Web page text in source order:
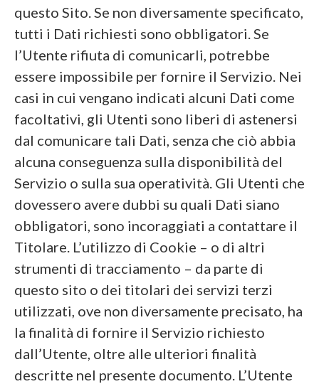
questo Sito. Se non diversamente specificato,
tutti i Dati richiesti sono obbligatori. Se
l’Utente rifiuta di comunicarli, potrebbe
essere impossibile per fornire il Servizio. Nei
casi in cui vengano indicati alcuni Dati come
facoltativi, gli Utenti sono liberi di astenersi
dal comunicare tali Dati, senza che ciò abbia
alcuna conseguenza sulla disponibilità del
Servizio o sulla sua operatività. Gli Utenti che
dovessero avere dubbi su quali Dati siano
obbligatori, sono incoraggiati a contattare il
Titolare. L’utilizzo di Cookie – o di altri
strumenti di tracciamento – da parte di
questo sito o dei titolari dei servizi terzi
utilizzati, ove non diversamente precisato, ha
la finalità di fornire il Servizio richiesto
dall’Utente, oltre alle ulteriori finalità
descritte nel presente documento. L’Utente